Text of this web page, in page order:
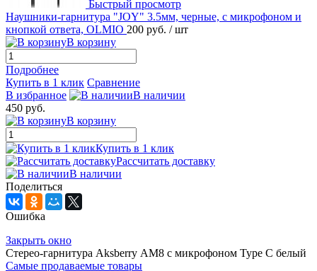
Быстрый просмотр
Наушники-гарнитура "JOY" 3.5мм, черные, с микрофоном и
кнопкой ответа, OLMIO 200 руб. / шт
В корзину
Подробнее
Купить в 1 клик Сравнение
В избранное
В наличии
450 руб.
В корзину
Купить в 1 клик
Рассчитать доставку
В наличии
Поделиться
Ошибка
Закрыть окно
Стерео-гарнитура Aksberry АM8 с микрофоном Type C белый
Самые продаваемые товары